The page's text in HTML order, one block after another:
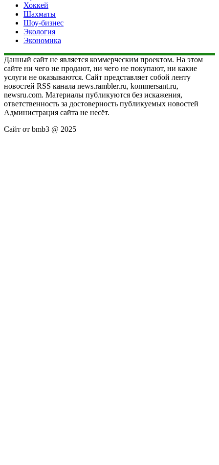
Хоккей
Шахматы
Шоу-бизнес
Экология
Экономика
Данный сайт не является коммерческим проектом. На этом
сайте ни чего не продают, ни чего не покупают, ни какие
услуги не оказываются. Сайт представляет собой ленту
новостей RSS канала news.rambler.ru, kommersant.ru,
newsru.com. Материалы публикуются без искажения,
ответственность за достоверность публикуемых новостей
Администрация сайта не несёт.
Сайт от bmb3 @ 2025